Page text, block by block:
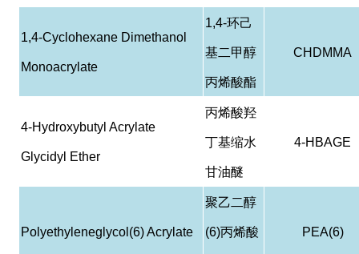
1,4-Cyclohexane Dimethanol
Monoacrylate
1,4-环己
基二甲醇
丙烯酸酯
CHDMMA
4-Hydroxybutyl Acrylate
Glycidyl Ether
丙烯酸羟
丁基缩水
甘油醚
4-HBAGE
Polyethyleneglycol(6) Acrylate
聚乙二醇
(6)丙烯酸 PEA(6)